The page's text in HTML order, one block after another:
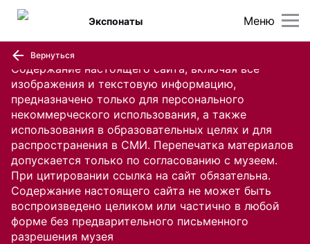
Содержание настоящего сайта, включая все
изображения и текстовую информацию,
предназначено только для персонального
некоммерческого использования, а также
использования в образовательных целях и для
распространения в СМИ. Перепечатка материалов
допускается только по согласованию с музеем.
При цитировании ссылка на сайт обязательна.
Содержание настоящего сайта не может быть
воспроизведено целиком или частично в любой
форме без предварительного письменного
разрешения музея
Меню
Экспонаты
Вернуться